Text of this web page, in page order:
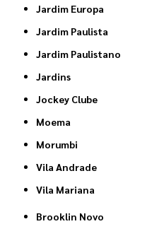
Jardim Europa
Jardim Paulista
Jardim Paulistano
Jardins
Jockey Clube
Moema
Morumbi
Vila Andrade
Vila Mariana
Brooklin Novo